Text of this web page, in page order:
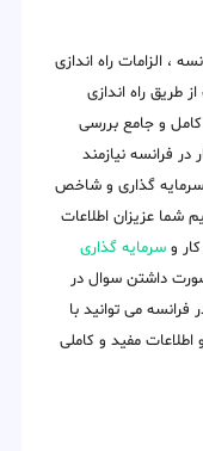
، الزامات راه اندازی
طریق راه اندازی
کامل و جامع بررسی
فرانسه نیازمند
سرمایه گذاری و شاخص
شما عزیزان اطلاعات
و سرمایه گذاری
داشتن سوال در
فرانسه می توانید با
مفید و کاملی